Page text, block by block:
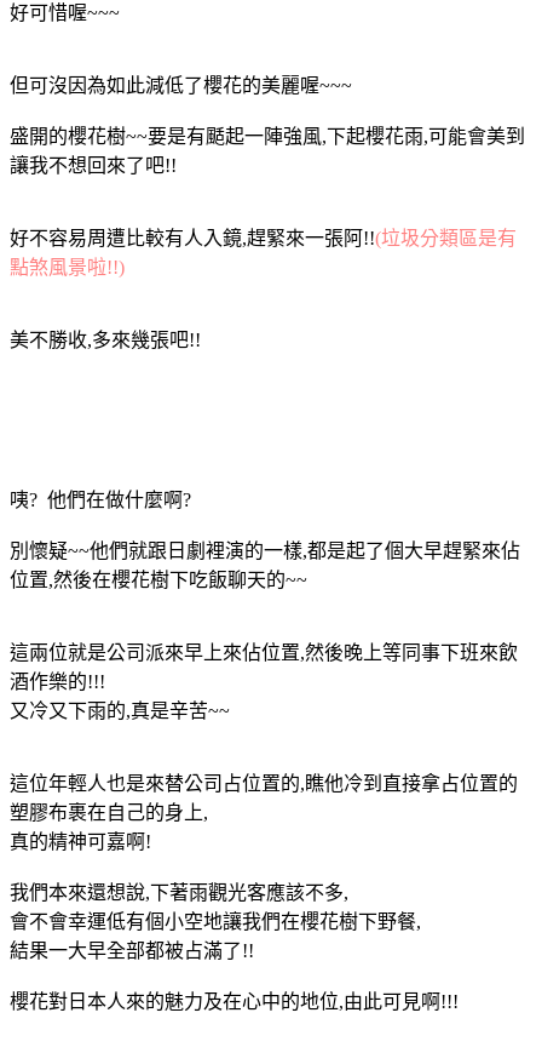
好可惜喔~~~
但可沒因為如此減低了櫻花的美麗喔~~~
盛開的櫻花樹~~要是有颳起一陣強風,下起櫻花雨,可能會美到
讓我不想回來了吧!!
好不容易周遭比較有人入鏡,趕緊來一張阿!!(垃圾分類區是有
點煞風景啦!!)
美不勝收,多來幾張吧!!
咦? 他們在做什麼啊?
別懷疑~~他們就跟日劇裡演的一樣,都是起了個大早趕緊來佔
位置,然後在櫻花樹下吃飯聊天的~~
這兩位就是公司派來早上來佔位置,然後晚上等同事下班來飲
酒作樂的!!!
又冷又下雨的,真是辛苦~~
這位年輕人也是來替公司占位置的,瞧他冷到直接拿占位置的
塑膠布裹在自己的身上,
真的精神可嘉啊!
我們本來還想說,下著雨觀光客應該不多,
會不會幸運低有個小空地讓我們在櫻花樹下野餐,
結果一大早全部都被占滿了!!
櫻花對日本人來的魅力及在心中的地位,由此可見啊!!!